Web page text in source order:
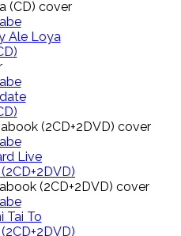
Ale Loya
Live
Tai To